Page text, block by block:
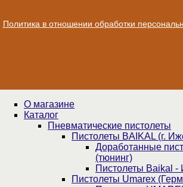
Политика в отношении обработки
О магазине
Каталог
Пнев­ма­ти­чес­кие пистолеты
Пистолеты BAIKAL (г.
Доработанные
(тюнинг)
Пистолеты Baikal -
Пистолеты Umarex